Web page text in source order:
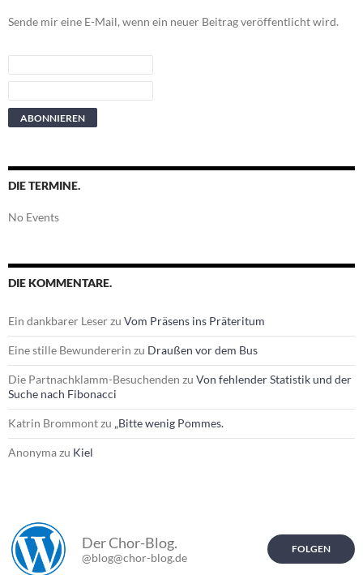
Sende mir eine E-Mail, wenn ein neuer Beitrag veröffentlicht wird.
DIE TERMINE.
No Events
DIE KOMMENTARE.
Ein dankbarer Leserzu Vom Präsens ins Präteritum
Eine stille Bewundererin zu Draußen vor dem Bus
Die Partnachklamm-Besuchenden zu Von fehlender Statistik und der
Suche nach Fibonacci
Katrin Brommontzu „Bitte wenig Pommes.
Anonymazu Kiel
Der Chor-Blog.
@blog@chor-blog.de
FOLGEN